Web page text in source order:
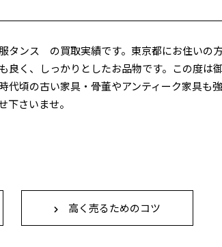
タンス の買取実績です。東京都にお住いの
良く、しっかりとしたお品物です。この度は
代頃の古い家具・骨董やアンティーク家具も
下さいませ。
高く売るためのコツ